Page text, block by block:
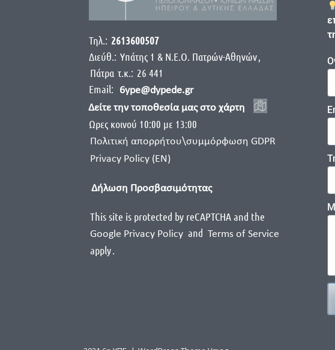
Τηλ.: 2613600507
Διεύθ.: Yπάτης 1 & Ν.Ε.Ο. Πατρών-Αθηνών,
Πάτρα τ.κ.: 26 441
Email:
6ype@dypede.gr
Δείτε την τοποθεσία μας στο χάρτη
Ωρες κοινού 10:00 με 13:00
Πολιτική απορρήτου\συμμόρφωση GDPR
Privacy Policy (EN)
Δήλωση Προσβασιμότητας
This site is protected by reCAPTCHA and the
Google Privacy Policy and Terms of Service
apply.